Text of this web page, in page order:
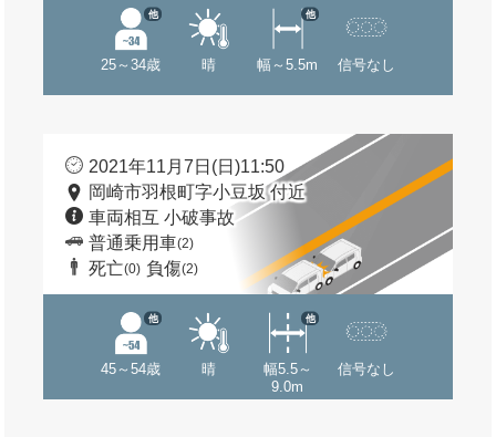
25～34歳
他
晴 幅～5.5m
他
信号なし
2021年11月7日(日)11:50
岡崎市羽根町字小豆坂 付近
車両相互 小破事故
普通乗用車(2)
死亡(0) 負傷(2)
45～54歳
他
晴
幅5.5～
9.0m
他
信号なし